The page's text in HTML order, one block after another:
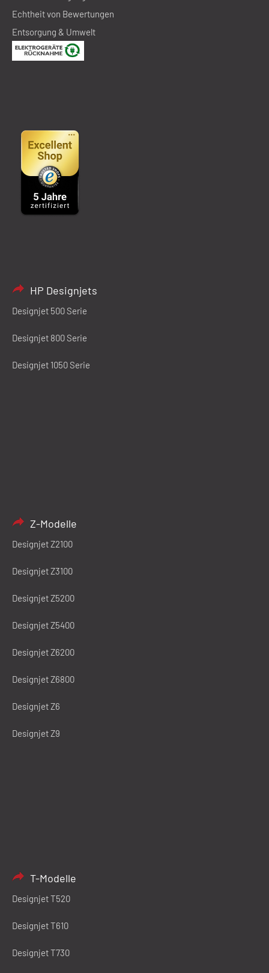
Echtheit von Bewertungen
Entsorgung & Umwelt
HP Designjets
Designjet 500 Serie
Designjet 800 Serie
Designjet 1050 Serie
Z-Modelle
Designjet Z2100
Designjet Z3100
Designjet Z5200
Designjet Z5400
Designjet Z6200
Designjet Z6800
Designjet Z6
Designjet Z9
T-Modelle
Designjet T520
Designjet T610
Designjet T730